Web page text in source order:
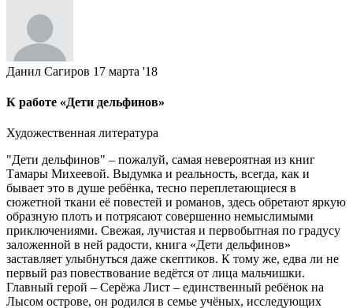
Данил Сагиров 17 марта '18
К работе «Дети дельфинов»
Художественная литература
"Дети дельфинов" – пожалуй, самая невероятная из книг
Тамары Михеевой. Выдумка и реальность, всегда, как и
бывает это в душе ребёнка, тесно переплетающиеся в
сюжетной ткани её повестей и романов, здесь обретают яркую
образную плоть и потрясают совершенно немыслимыми
приключениями. Свежая, лучистая и первобытная по градусу
заложенной в ней радости, книга «Дети дельфинов»
заставляет улыбнуться даже скептиков. К тому же, едва ли не
первый раз повествование ведётся от лица мальчишки.
Главный герой – Серёжа Лист – единственный ребёнок на
Лысом острове, он родился в семье учёных, исследующих